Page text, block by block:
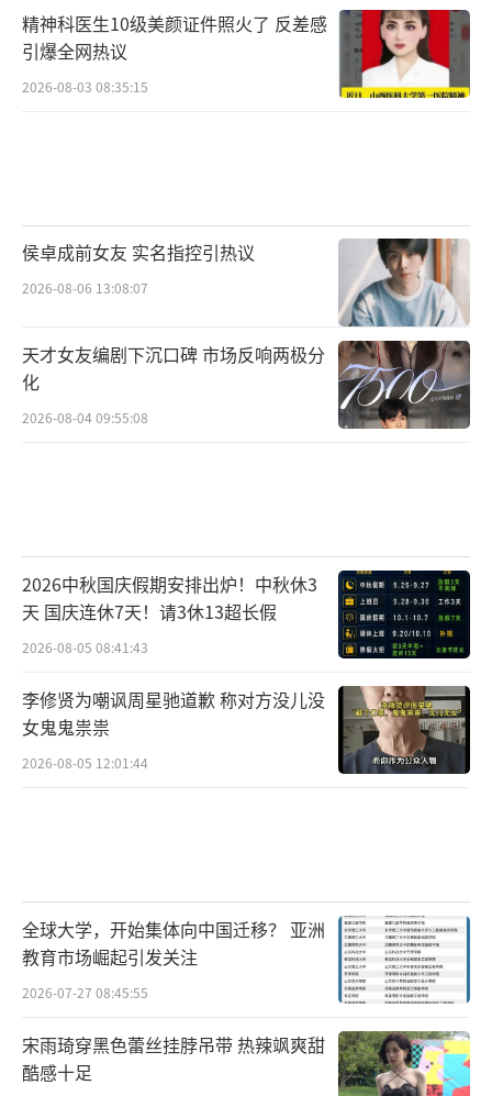
精神科医生10级美颜证件照火了 反差感
引爆全网热议
2026-08-03 08:35:15
侯卓成前女友 实名指控引热议
2026-08-06 13:08:07
天才女友编剧下沉口碑 市场反响两极分
化
2026-08-04 09:55:08
2026中秋国庆假期安排出炉！中秋休3
天 国庆连休7天！请3休13超长假
2026-08-05 08:41:43
李修贤为嘲讽周星驰道歉 称对方没儿没
女鬼鬼祟祟
2026-08-05 12:01:44
全球大学，开始集体向中国迁移？ 亚洲
教育市场崛起引发关注
2026-07-27 08:45:55
宋雨琦穿黑色蕾丝挂脖吊带 热辣飒爽甜
酷感十足